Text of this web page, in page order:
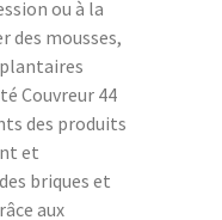
ou à la
des mousses,
Couvreur 44
des produits
et
briques et
aux